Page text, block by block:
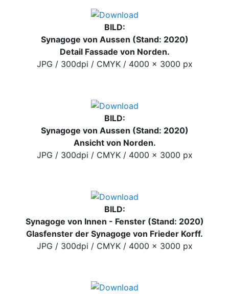
BILD:
Synagoge von Aussen (Stand: 2020)
Detail Fassade von Norden.
JPG / 300dpi / CMYK / 4000 x 3000 px
BILD:
Synagoge von Aussen (Stand: 2020)
Ansicht von Norden.
JPG / 300dpi / CMYK / 4000 x 3000 px
BILD:
Synagoge von Innen - Fenster (Stand: 2020)
Glasfenster der Synagoge von Frieder Korff.
JPG / 300dpi / CMYK / 4000 x 3000 px